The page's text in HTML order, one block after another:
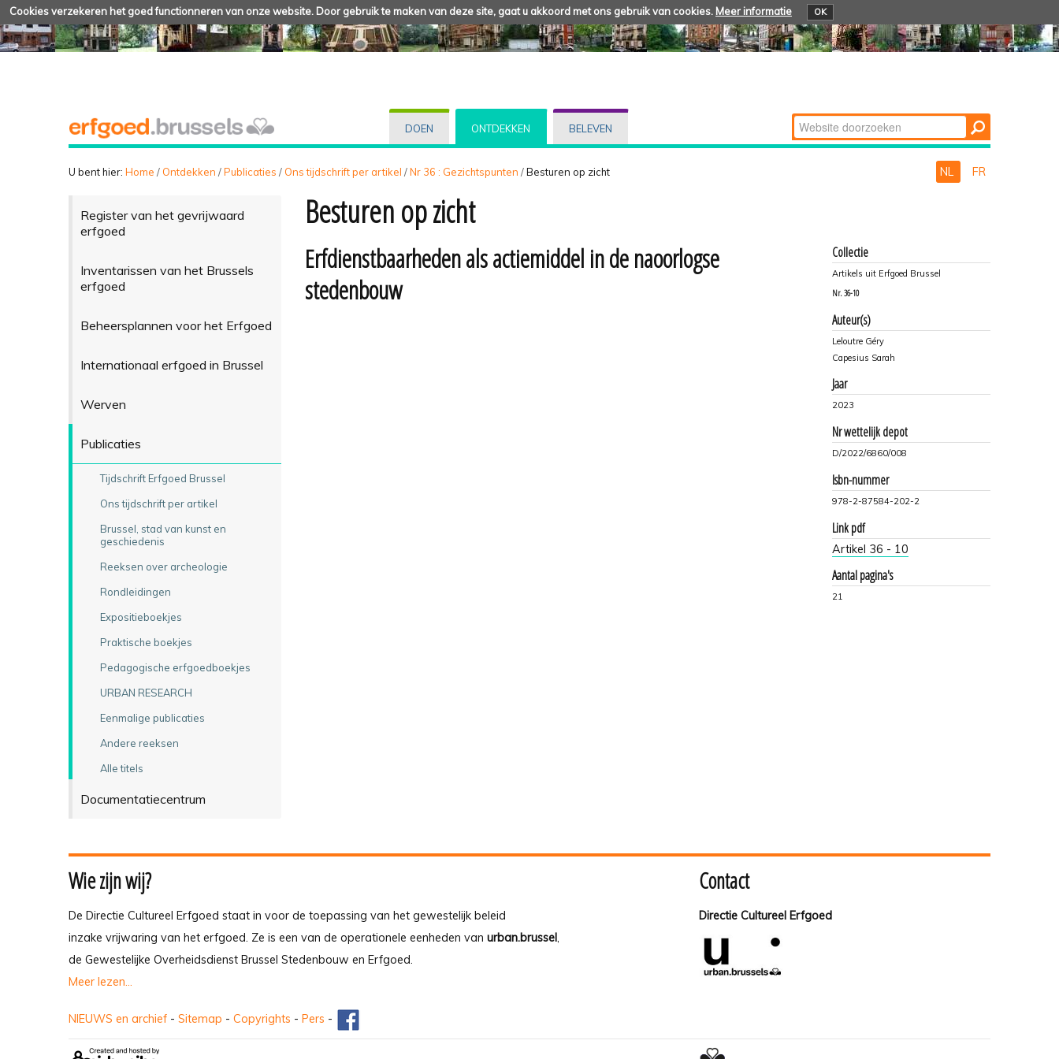
Cookies verzekeren het goed functionneren van onze website. Door gebruik te maken van deze site, gaat u akkoord met ons gebruik van cookies. Meer informatie OK
DOEN ONTDEKKEN BELEVEN Zoek
Geavanceerd
U bent hier: Home / Ontdekken /Publicaties / Ons tijdschrift per artikel /Nr 36 : Gezichtspunten /Besturen op zicht NL FR
Register van het gevrijwaard
erfgoed
Inventarissen van het Brussels
erfgoed
Beheersplannen voor het Erfgoed
Internationaal erfgoed in Brussel
Werven
Publicaties
Tijdschrift Erfgoed Brussel
Ons tijdschrift per artikel
Brussel, stad van kunst en
geschiedenis
Reeksen over archeologie
Rondleidingen
Expositieboekjes
Praktische boekjes
Pedagogische erfgoedboekjes
URBAN RESEARCH
Eenmalige publicaties
Andere reeksen
Alle titels
Documentatiecentrum
Besturen op zicht
Erfdienstbaarheden als actiemiddel in de naoorlogse
stedenbouw
Collectie
Artikels uit Erfgoed Brussel
Nr. 36-10
Auteur(s)
Leloutre Géry
Capesius Sarah
Jaar
2023
Nr wettelijk depot
D/2022/6860/008
Isbn-nummer
978-2-87584-202-2
Link pdf
Artikel 36 - 10
Aantal pagina's
21
Wie zijn wij?
De Directie Cultureel Erfgoed staat in voor de toepassing van het gewestelijk beleid
inzake vrijwaring van het erfgoed. Ze is een van de operationele eenheden van urban.brussel,
de Gewestelijke Overheidsdienst Brussel Stedenbouw en Erfgoed.
Meer lezen...
Contact
Directie Cultureel Erfgoed
NIEUWS en archief - Sitemap - Copyrights - Pers -